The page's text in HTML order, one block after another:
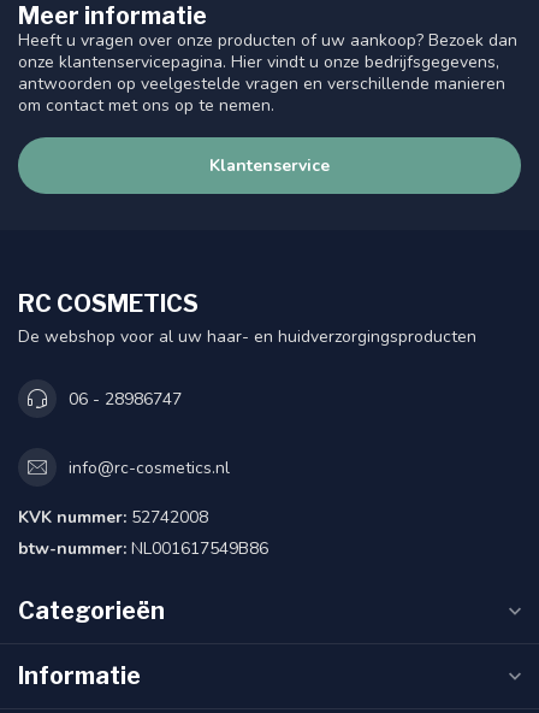
Meer informatie
Heeft u vragen over onze producten of uw aankoop? Bezoek dan
onze klantenservicepagina. Hier vindt u onze bedrijfsgegevens,
antwoorden op veelgestelde vragen en verschillende manieren
om contact met ons op te nemen.
Klantenservice
RC COSMETICS
De webshop voor al uw haar- en huidverzorgingsproducten
06 - 28986747
info@rc-cosmetics.nl
KVK nummer: 52742008
btw-nummer: NL001617549B86
Categorieën
Informatie